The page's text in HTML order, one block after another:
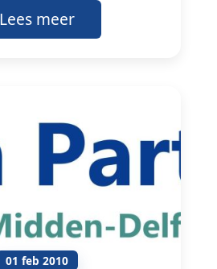
Lees meer
01 feb 2010